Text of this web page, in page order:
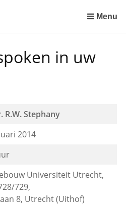
Menu
in uw
R.W. Stephany
2014
Universiteit Utrecht,
729,
8, Utrecht (Uithof)